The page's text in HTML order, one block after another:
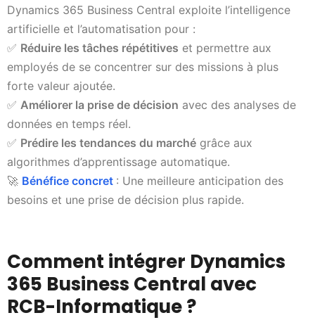
Dynamics 365 Business Central exploite l’intelligence
artificielle et l’automatisation pour :
✅ Réduire les tâches répétitives et permettre aux
employés de se concentrer sur des missions à plus
forte valeur ajoutée.
✅ Améliorer la prise de décision avec des analyses de
données en temps réel.
✅ Prédire les tendances du marché grâce aux
algorithmes d’apprentissage automatique.
🚀 Bénéfice concret : Une meilleure anticipation des
besoins et une prise de décision plus rapide.
Comment intégrer Dynamics
365 Business Central avec
RCB-Informatique ?